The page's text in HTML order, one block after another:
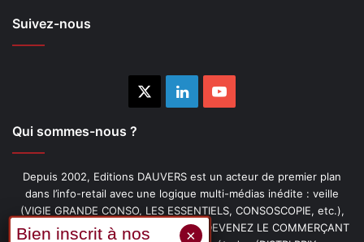
Suivez-nous
LinkedinYouTube
Qui sommes-nous ?
Depuis 2002, Editions DAUVERS est un acteur de premier plan
dans l’info-retail avec une logique multi-médias inédite : veille
(VIGIE GRANDE CONSO, LES ESSENTIELS, CONSOSCOPIE, etc.),
livres (PENSER-CLIENT, IMAGE-PRIX, DEVENEZ LE COMMERÇANT